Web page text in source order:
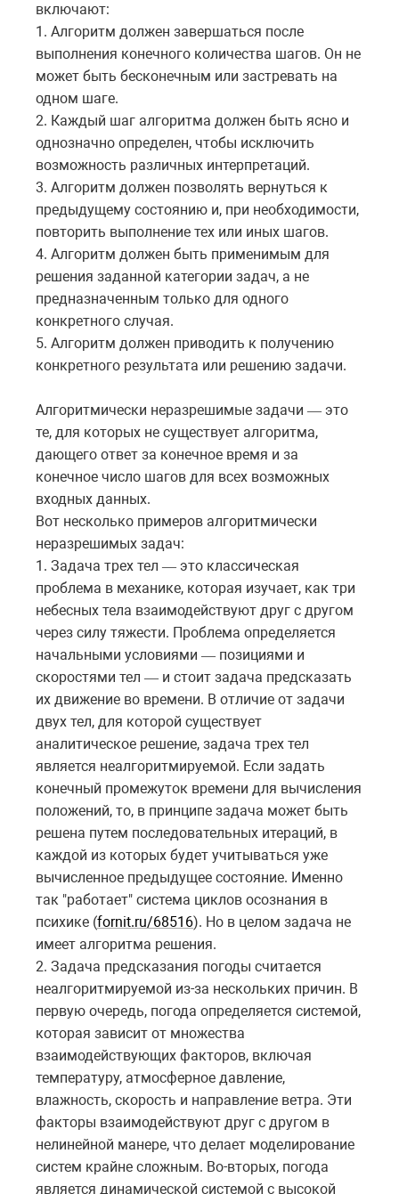
включают:
1. Алгоритм должен завершаться после
выполнения конечного количества шагов. Он не
может быть бесконечным или застревать на
одном шаге.
2. Каждый шаг алгоритма должен быть ясно и
однозначно определен, чтобы исключить
возможность различных интерпретаций.
3. Алгоритм должен позволять вернуться к
предыдущему состоянию и, при необходимости,
повторить выполнение тех или иных шагов.
4. Алгоритм должен быть применимым для
решения заданной категории задач, а не
предназначенным только для одного
конкретного случая.
5. Алгоритм должен приводить к получению
конкретного результата или решению задачи.
Алгоритмически неразрешимые задачи — это
те, для которых не существует алгоритма,
дающего ответ за конечное время и за
конечное число шагов для всех возможных
входных данных.
Вот несколько примеров алгоритмически
неразрешимых задач:
1. Задача трех тел — это классическая
проблема в механике, которая изучает, как три
небесных тела взаимодействуют друг с другом
через силу тяжести. Проблема определяется
начальными условиями — позициями и
скоростями тел — и стоит задача предсказать
их движение во времени. В отличие от задачи
двух тел, для которой существует
аналитическое решение, задача трех тел
является неалгоритмируемой. Если задать
конечный промежуток времени для вычисления
положений, то, в принципе задача может быть
решена путем последовательных итераций, в
каждой из которых будет учитываться уже
вычисленное предыдущее состояние. Именно
так "работает" система циклов осознания в
психике (fornit.ru/68516). Но в целом задача не
имеет алгоритма решения.
2. Задача предсказания погоды считается
неалгоритмируемой из-за нескольких причин. В
первую очередь, погода определяется системой,
которая зависит от множества
взаимодействующих факторов, включая
температуру, атмосферное давление,
влажность, скорость и направление ветра. Эти
факторы взаимодействуют друг с другом в
нелинейной манере, что делает моделирование
систем крайне сложным. Во-вторых, погода
является динамической системой с высокой